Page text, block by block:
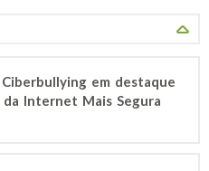
em destaque
Internet Mais Segura